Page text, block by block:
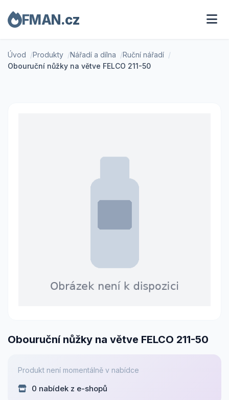
FMAN.cz
Úvod Produkty Nářadí a dílna
Ruční nářadí
Obouruční nůžky na větve FELCO 211-50
Obouruční nůžky na větve FELCO 211-50
Produkt není momentálně v nabídce
0 nabídek z e-shopů